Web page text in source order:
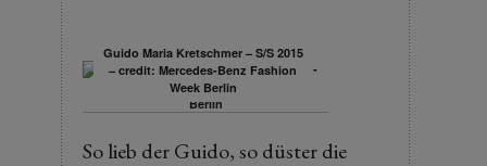
Guido Maria Kretschmer – S/S 2015
– credit: Mercedes-Benz Fashion
Week Berlin
So lieb der Guido, so düster die